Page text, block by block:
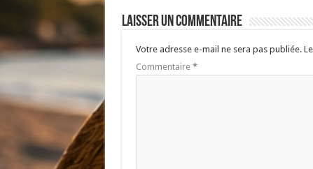
Laisser un commentaire
Votre adresse e-mail ne sera pas publiée.
Commentaire *